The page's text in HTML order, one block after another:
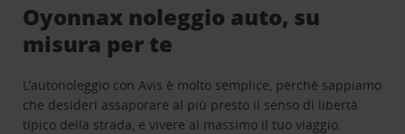
Oyonnax noleggio auto, su
misura per te
L’autonoleggio con Avis è molto semplice, perchè sappiamo
che desideri assaporare al più presto il senso di libertà
tipico della strada, e vivere al massimo il tuo viaggio.